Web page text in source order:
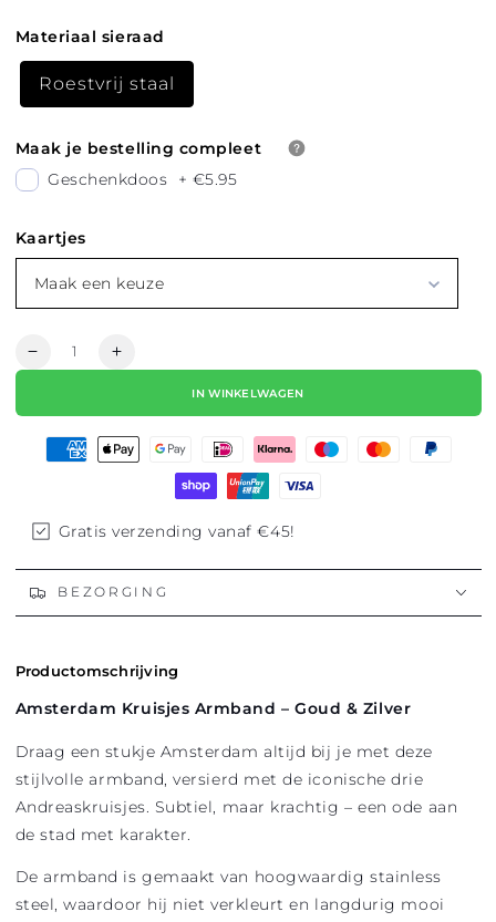
Materiaal sieraad
Roestvrij staal
Maak je bestelling compleet
Geschenkdoos
+ €5.95
Kaartjes
Maak een keuze
Hoeveelheid
Aantal
AMSTERDAM
XXX
Aantal
AMSTERDAM
XXX
IN WINKELWAGEN
Gratis verzending vanaf €45!
BEZORGING
Productomschrijving
Amsterdam Kruisjes Armband – Goud & Zilver
Draag een stukje Amsterdam altijd bij je met deze
stijlvolle armband, versierd met de iconische drie
Andreaskruisjes. Subtiel, maar krachtig – een ode aan
de stad met karakter.
De armband is gemaakt van hoogwaardig stainless
steel, waardoor hij niet verkleurt en langdurig mooi